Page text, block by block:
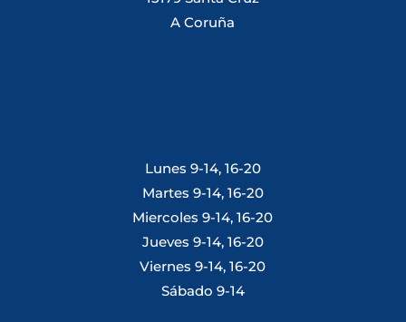
A Coruña
Lunes 9-14, 16-20
Martes 9-14, 16-20
Miercoles 9-14, 16-20
Jueves 9-14, 16-20
Viernes 9-14, 16-20
Sábado 9-14